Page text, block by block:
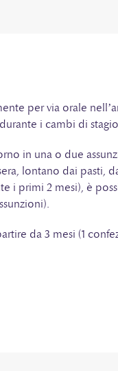
per via orale
i cambi di
in una o due
lontano dai pasti,
i primi 2 mesi), è
da 3 mesi (1